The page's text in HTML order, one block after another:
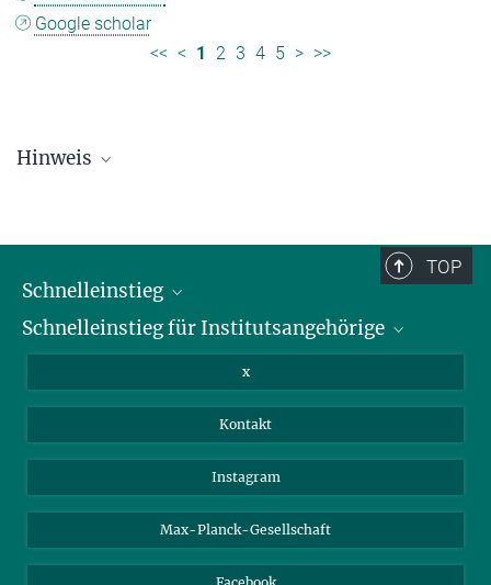
Google scholar
<< < 1 2 3 4 5 > >>
Hinweis
TOP
Schnelleinstieg
Bibliothek
Schnelleinstieg für Institutsangehörige
Webmail
Nextcloud
x
Kontakt
Instagram
Max-Planck-Gesellschaft